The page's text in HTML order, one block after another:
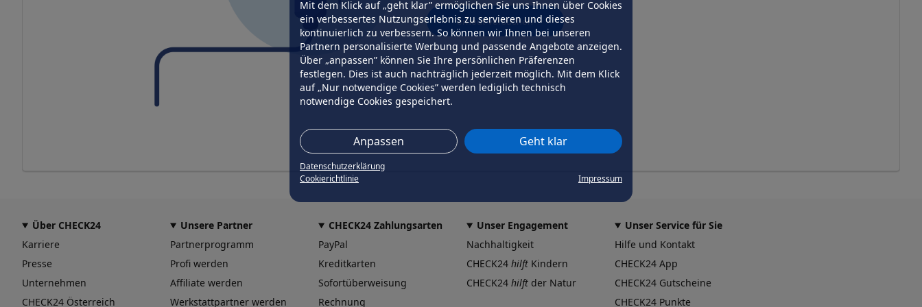
Mit dem Klick auf „geht klar” ermöglichen Sie uns Ihnen über Cookies
ein verbessertes Nutzungserlebnis zu servieren und dieses
kontinuierlich zu verbessern. So können wir Ihnen bei unseren
Partnern personalisierte Werbung und passende Angebote anzeigen.
Über „anpassen” können Sie Ihre persönlichen Präferenzen
festlegen. Dies ist auch nachträglich jederzeit möglich. Mit dem Klick
auf „Nur notwendige Cookies” werden lediglich technisch
notwendige Cookies gespeichert.
Anpassen Geht klar
Datenschutzerklärung
Cookierichtlinie
Impressum
erneut versuchen
Über CHECK24
Karriere
Presse
Unternehmen
CHECK24 Österreich
Unsere Partner
Partnerprogramm
Profi werden
Affiliate werden
Werkstattpartner werden
CHECK24 Zahlungsarten
PayPal
Kreditkarten
Sofortüberweisung
Rechnung
Unser Engagement
Nachhaltigkeit
CHECK24 hilft Kindern
CHECK24 hilft der Natur
Unser Service für Sie
Hilfe und Kontakt
CHECK24 App
CHECK24 Gutscheine
CHECK24 Punkte